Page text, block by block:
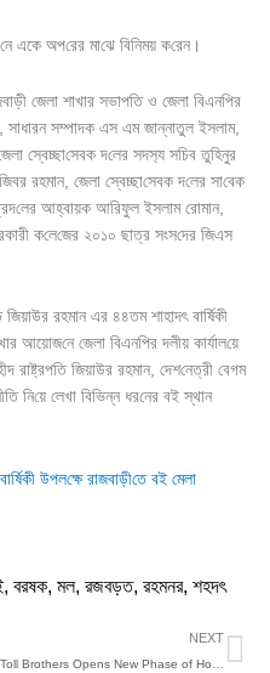
একে অপ‌রের মা‌ঝে বি‌নিময় ক‌রেন।
জেলা শাখার সভাপ‌তি ও জেলা বিএন‌পির
সাধারন সম্পাদক এস এম জান্নাতুল ইসলাম,
স্বেচ্ছা‌সেবক দ‌লের সদস‌্য স‌চিব তু‌হিনুর
রহমান, জেলা স্বেচ্ছা‌সেবক দ‌লের সা‌বেক
আহ্বায়ক আরিফুল ইসলাম রোমান,
ক‌লে‌জের ২০১০ ছাত্র সংস‌দের জিএস
জিয়াউর রহমান এর ৪৪তম শাহাদৎ বা‌র্ষিকী
আয়োজ‌নে জেলা বিএনপির দলীয় কার্যাল‌য়ে
রাষ্ট্রপ‌তি জিয়াউর রহমান, দেশ‌নেত্রী বেগম
নি‌য়ে লেখা বি‌ভিন্ন ধর‌নের বই স্থান
উপল‌ক্ষে রাজবাড়ী‌তে বই মেলা
, বরষক, মল, রজবড়ত, রহমনর, শহদৎ
NEXT
Toll Brothers Opens New Phase of Home Sites in Bronson Peak Community Near Orlando, Florida